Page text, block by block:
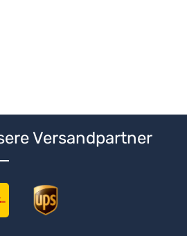
um die
Versandpartner